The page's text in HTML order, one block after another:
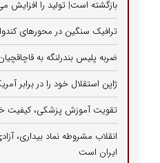
بازگشته است| تولید را افزایش
ترافیک سنگین در محورهای
ضربه پلیس بندرلنگه به
ژاپن استقلال خود را در برابر
تقویت آموزش پزشکی، کیفیت
انقلاب مشروطه نماد بیداری،
ایران است